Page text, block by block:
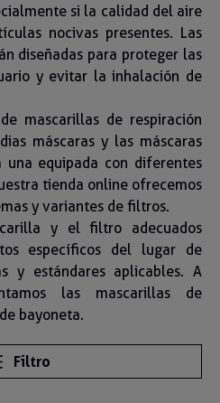
si la calidad del aire
nocivas presentes. Las
diseñadas para proteger las
y evitar la inhalación de
mascarillas de respiración
máscaras y las máscaras
una equipada con diferentes
tienda online ofrecemos
y variantes de filtros.
y el filtro adecuados
específicos del lugar de
y estándares aplicables. A
las mascarillas de
bayoneta.
Filtro